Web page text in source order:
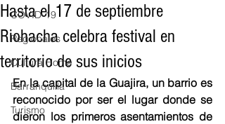
COVID-19
Regionales
Cultura Home
Barranquilla
Turismo
Hasta el 17 de septiembre
Riohacha celebra festival en
territorio de sus inicios
En la capital de la Guajira, un barrio es
reconocido por ser el lugar donde se
dieron los primeros asentamientos de